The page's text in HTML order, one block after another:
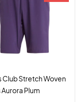
Club Stretch Woven
Plum